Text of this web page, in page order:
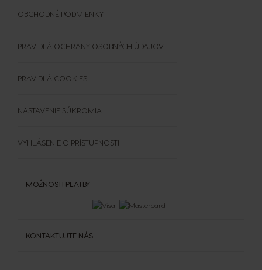
UDRŽATEĽNOSŤ
Vložiť kód
MOŽNOSTI PLATBY
KONTAKTUJTE NÁS
OBCHODNÉ PODMIENKY
PRAVIDLÁ OCHRANY OSOBNÝCH ÚDAJOV
PRAVIDLÁ COOKIES
NASTAVENIE SÚKROMIA
VYHLÁSENIE O PRÍSTUPNOSTI